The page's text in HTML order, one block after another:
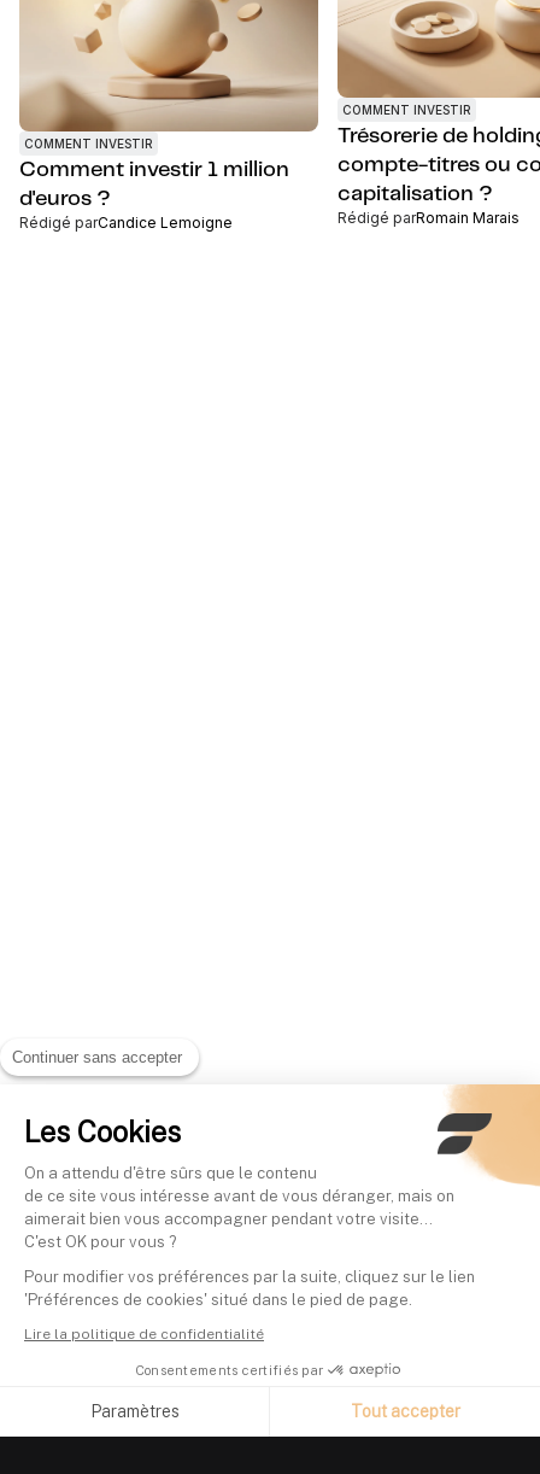
Continuer sans accepter
Les Cookies
On a attendu d'être sûrs que le contenu
de ce site vous intéresse avant de vous déranger, mais on
aimerait bien vous accompagner pendant votre visite...
C'est OK pour vous ?
Pour modifier vos préférences par la suite, cliquez sur le lien
'Préférences de cookies' situé dans le pied de page.
Lire la politique de confidentialité
Consentements certifiés par
Paramètres Tout accepter
COMMENT INVESTIR
Comment investir 1 million
d'euros ?
Rédigé parCandice Lemoigne
COMMENT INVESTIR
Trésorerie de
compte-titres ou
capitalisation ?
Rédigé parRomain Marais